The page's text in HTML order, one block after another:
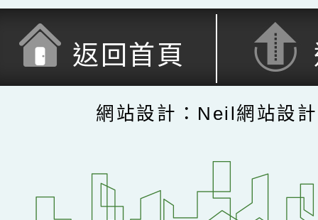
返回首頁
網站設計：Neil網站設